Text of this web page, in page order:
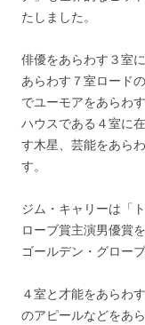
たしました。
俳優をあらわす３室
あらわす７室ロード
でユーモアをあらわ
ハウスである４室に
す木星、芸能をあら
す。
ジム・キャリーは「
ローブ賞主演男優賞
ゴールデン・グロー
４室と才能をあらわ
のアピールなどをあ